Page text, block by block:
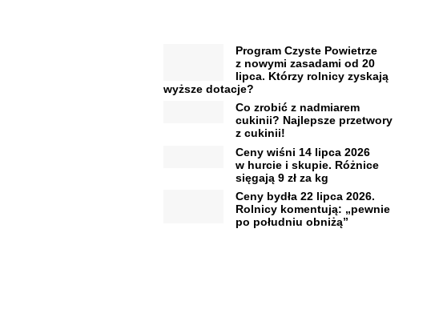
Program Czyste Powietrze
z nowymi zasadami od 20
lipca. Którzy rolnicy zyskają
wyższe dotacje?
Co zrobić z nadmiarem
cukinii? Najlepsze przetwory
z cukinii!
Ceny wiśni 14 lipca 2026
w hurcie i skupie. Różnice
sięgają 9 zł za kg
Ceny bydła 22 lipca 2026.
Rolnicy komentują: „pewnie
po południu obniżą”